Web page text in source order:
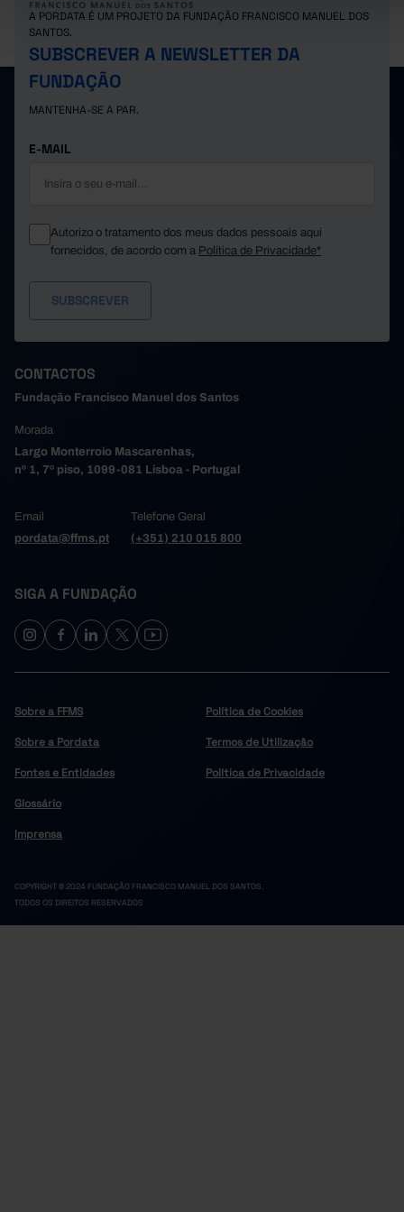
A PORDATA É UM PROJETO DA FUNDAÇÃO FRANCISCO MANUEL DOS
SANTOS.
SUBSCREVER A NEWSLETTER DA
FUNDAÇÃO
MANTENHA-SE A PAR.
E-MAIL
Autorizo o tratamento dos meus dados pessoais aqui
fornecidos, de acordo com a Política de Privacidade*
CONTACTOS
Fundação Francisco Manuel dos Santos
Morada
Largo Monterroio Mascarenhas,
nº 1, 7º piso, 1099-081 Lisboa - Portugal
Email
pordata@ffms.pt
Telefone Geral
(+351) 210 015 800
SIGA A FUNDAÇÃO
Sobre a FFMS
Sobre a Pordata
Fontes e Entidades
Glossário
Imprensa
Política de Cookies
Termos de Utilização
Política de Privacidade
COPYRIGHT © 2024 FUNDAÇÃO FRANCISCO MANUEL DOS SANTOS.
TODOS OS DIREITOS RESERVADOS